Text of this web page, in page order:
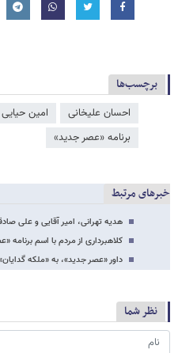
برچسب‌ها
احسان علیخانی امین حیایی
برنامه «عصر جدید»
خبرهای مرتبط
هدیه تهرانی، امیر آقایی و علی
کلاهبرداری از مردم با اسم برنامه
داور «عصر جدید»، به «ملکه
نظر شما